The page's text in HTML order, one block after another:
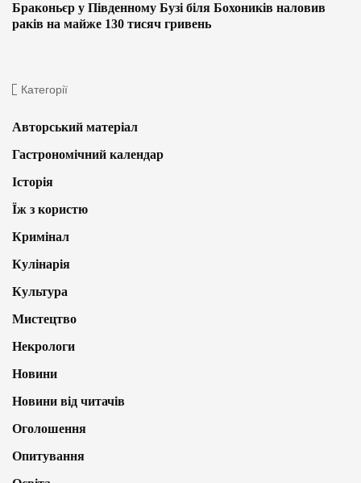
Браконьєр у Південному Бузі біля Бохоників наловив
раків на майже 130 тисяч гривень
Категорії
Авторський матеріал
Гастрономічний календар
Історія
Їж з користю
Кримінал
Кулінарія
Культура
Мистецтво
Некрологи
Новини
Новини від читачів
Оголошення
Опитування